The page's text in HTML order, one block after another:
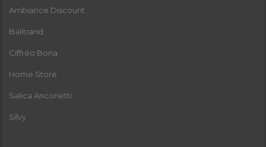
Ambiance Discount
Balitrand
Ciffréo Bona
Home Store
Salica Anconetti
Silvy